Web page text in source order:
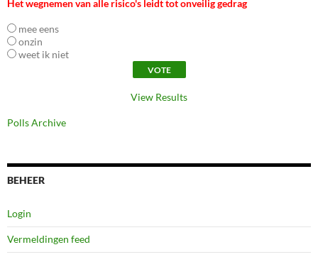
Het wegnemen van alle risico's leidt tot onveilig gedrag
mee eens
onzin
weet ik niet
View Results
Polls Archive
BEHEER
Login
Vermeldingen feed